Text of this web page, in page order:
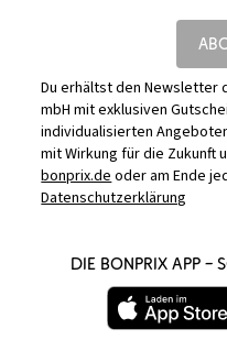
Du erhältst den Newsletter
mbH mit exklusiven
individualisierten
mit Wirkung für die Zukunft
bonprix.deoder am Ende
Datenschutzerklärung
DIE BONPRIX APP –